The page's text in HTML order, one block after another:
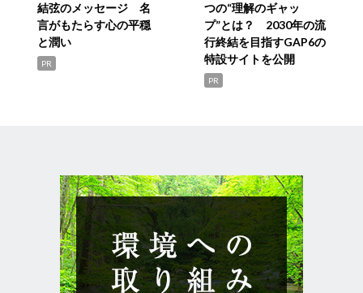
結弦のメッセージ 名
言がもたらす心の平穏
と潤い
PR
つの“理解のギャッ
プ”とは？ 2030年の流
行終結を目指すGAP6の
特設サイトを公開
PR